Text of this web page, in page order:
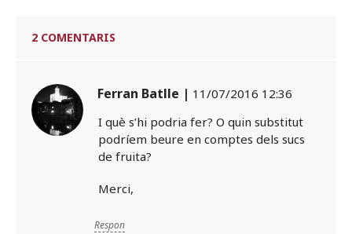
2 COMENTARIS
Ferran Batlle | 11/07/2016 12:36
I què s’hi podria fer? O quin substitut
podríem beure en comptes dels sucs
de fruita?
Merci,
Respon